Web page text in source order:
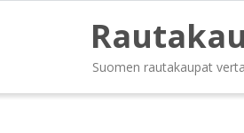
Suomen rautakaupat